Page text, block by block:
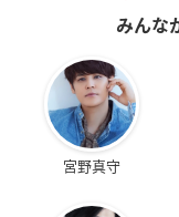
みんな
宮野真守